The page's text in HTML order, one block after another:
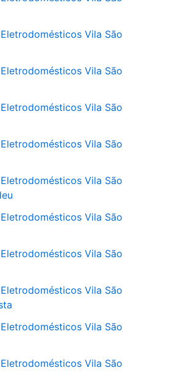
Vila São
Vila São
Vila São
Vila São
Vila São
Vila São
Vila São
Vila São
Vila São
Vila São